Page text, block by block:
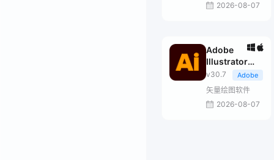
2026-08-07
Adobe
Illustrator
2026
v30.7 Adobe
矢量绘图软件
2026-08-07